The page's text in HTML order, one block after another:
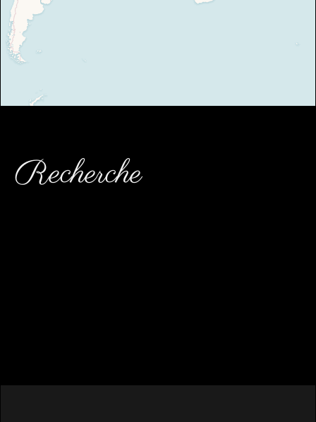
Recherche